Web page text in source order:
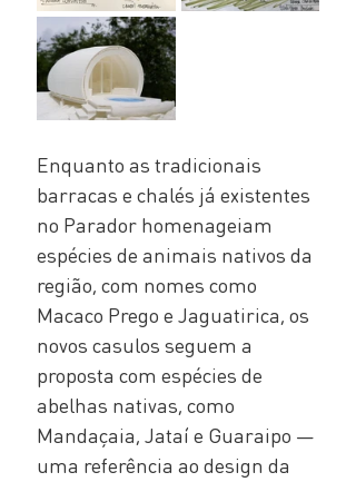
Enquanto as tradicionais
barracas e chalés já existentes
no Parador homenageiam
espécies de animais nativos da
região, com nomes como
Macaco Prego e Jaguatirica, os
novos casulos seguem a
proposta com espécies de
abelhas nativas, como
Mandaçaia, Jataí e Guaraipo —
uma referência ao design da